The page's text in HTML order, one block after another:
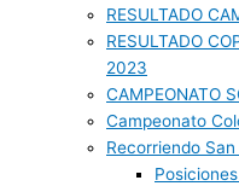
RESULTADO
RESULTADO
2023
CAMPEONATO
Campeonato
Recorriendo